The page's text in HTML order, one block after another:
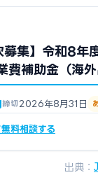
募集】令和8年
費補助金（海外
締切 2026年8月31日
料相談する
出典：